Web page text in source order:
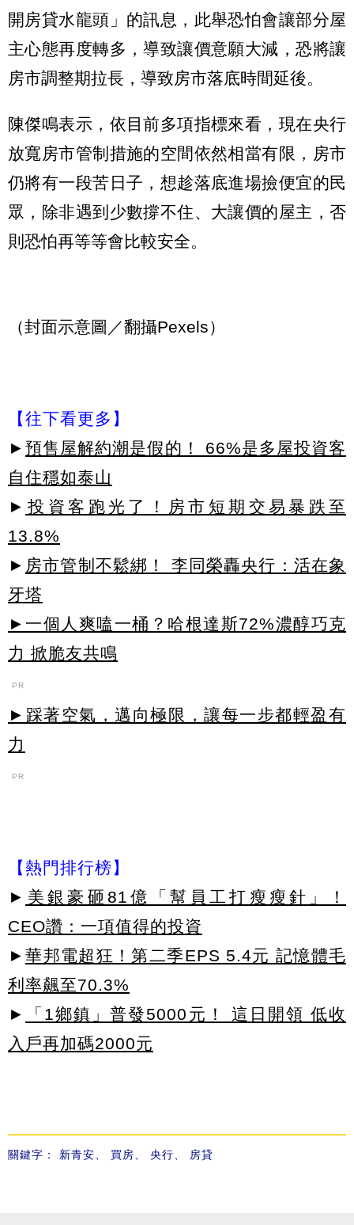
開房貸水龍頭」的訊息，此舉恐怕會讓部分屋
主心態再度轉多，導致讓價意願大減，恐將讓
房市調整期拉長，導致房市落底時間延後。
陳傑鳴表示，依目前多項指標來看，現在央行
放寬房市管制措施的空間依然相當有限，房市
仍將有一段苦日子，想趁落底進場撿便宜的民
眾，除非遇到少數撐不住、大讓價的屋主，否
則恐怕再等等會比較安全。
（封面示意圖／翻攝Pexels）
【往下看更多】
► 預售屋解約潮是假的！ 66%是多屋投資客
自住穩如泰山
► 投資客跑光了！房市短期交易暴跌至
13.8%
► 房市管制不鬆綁！ 李同榮轟央行：活在象
牙塔
►一個人爽嗑一桶？哈根達斯72%濃醇巧克
力 掀脆友共鳴
PR
►踩著空氣，邁向極限，讓每一步都輕盈有
力
PR
【熱門排行榜】
► 美銀豪砸81億「幫員工打瘦瘦針」！
CEO讚：一項值得的投資
► 華邦電超狂！第二季EPS 5.4元 記憶體毛
利率飆至70.3%
►
「1鄉鎮」普發5000元！ 這日開領 低收
入戶再加碼2000元
關鍵字： 新青安、 買房、 央行、 房貸